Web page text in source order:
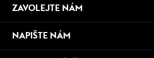
ZAVOLEJTE NÁM
NAPIŠTE NÁM